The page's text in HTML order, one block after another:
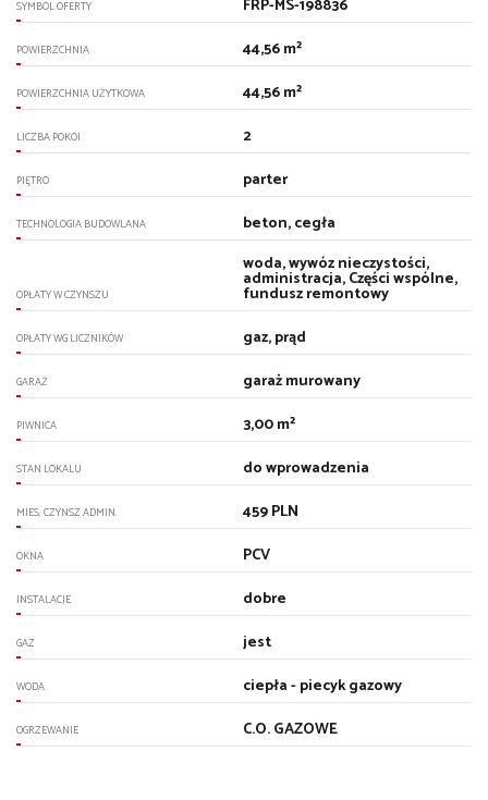
SYMBOL OFERTY FRP-MS-198836
POWIERZCHNIA 44,56 m²
POWIERZCHNIA UŻYTKOWA 44,56 m²
LICZBA POKOI 2
PIĘTRO parter
TECHNOLOGIA BUDOWLANA beton, cegła
OPŁATY W CZYNSZU
woda, wywóz nieczystości,
administracja, Części wspólne,
fundusz remontowy
OPŁATY WG LICZNIKÓW gaz, prąd
GARAŻ garaż murowany
PIWNICA 3,00 m²
STAN LOKALU do wprowadzenia
MIES. CZYNSZ ADMIN. 459 PLN
OKNA PCV
INSTALACJE dobre
GAZ jest
WODA ciepła - piecyk gazowy
OGRZEWANIE C.O. GAZOWE